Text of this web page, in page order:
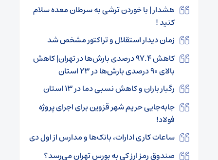
هشدار | با خوردن ترشی به سرطان معده سلام
کنید !
زمان دیدار استقلال و تراکتور مشخص شد
کاهش ۹۷.۴ درصدی بارش‌ها در تهران| کاهش
بالای ۹۰ درصدی بارش‌ها در ۲۳ استان
رگبار باران و کاهش نسبی دما در ۱۳ استان
جابه‌جایی حریم شهر قزوین برای اجرای پروژه
فولاد!
ساعات کاری ادارات، بانک‌ها و مدارس از اول دی
صندوق رمز ارز کی به بورس تهران می‌رسد؟